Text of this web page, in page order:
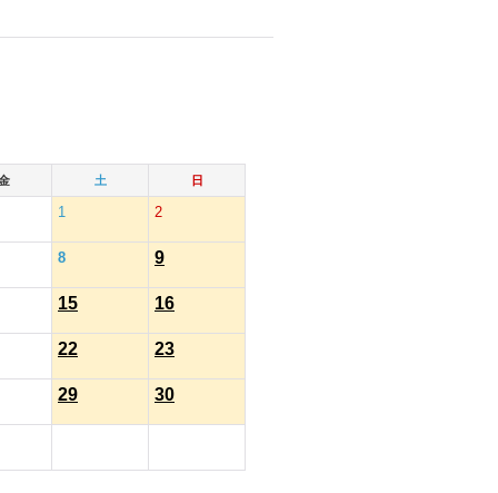
土 日
1 2
8 9
15 16
22 23
29 30